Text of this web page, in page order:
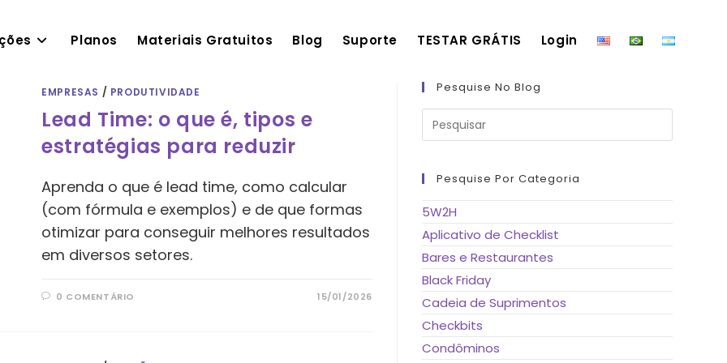
Planos Materiais Gratuitos Blog Suporte TESTAR GRÁTIS Login
EMPRESAS / PRODUTIVIDADE
Lead Time: o que é, tipos e
estratégias para reduzir
Aprenda o que é lead time, como calcular
(com fórmula e exemplos) e de que formas
otimizar para conseguir melhores resultados
em diversos setores.
0 COMENTÁRIO 15/01/2026
Pesquise No Blog
Pressione
tecla
Pesquise Por Categoria
5W2H
Aplicativo de Checklist
Bares e Restaurantes
Black Friday
Cadeia de Suprimentos
Checkbits
Condôminos